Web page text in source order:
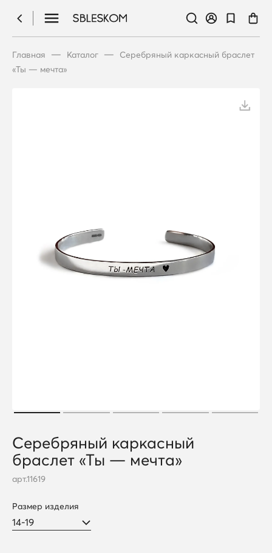
Главная — Каталог —
Серебряный каркасный браслет
«Ты — мечта»
Серебряный каркасный
браслет «Ты — мечта»
арт.11619
Размер изделия